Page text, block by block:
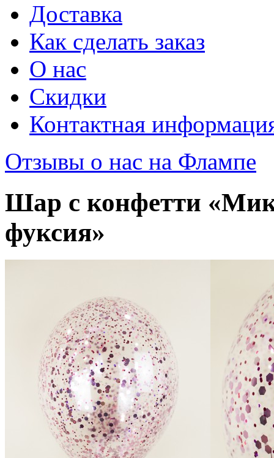
Доставка
Как сделать заказ
О нас
Скидки
Контактная
Отзывы о нас на Флампе
Шар с конфетти
фуксия»